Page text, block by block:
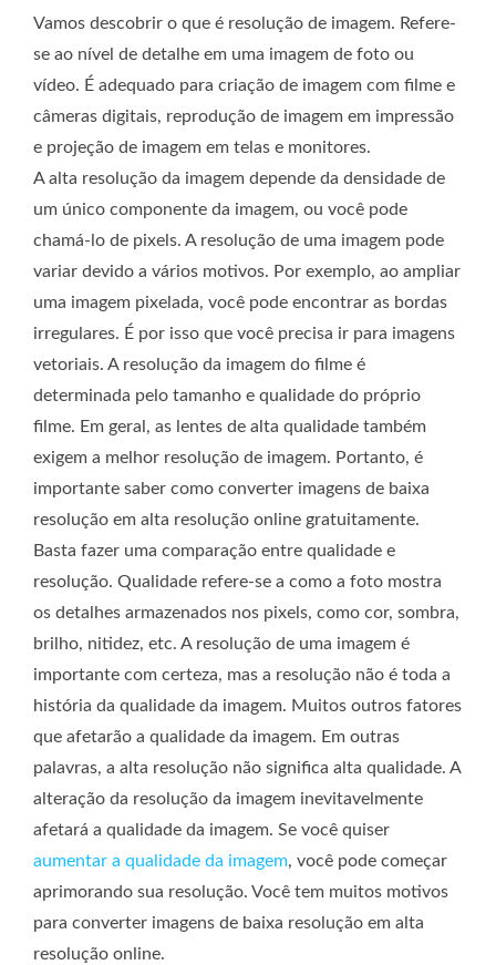
Vamos descobrir o que é resolução de imagem. Refere-
se ao nível de detalhe em uma imagem de foto ou
vídeo. É adequado para criação de imagem com filme e
câmeras digitais, reprodução de imagem em impressão
e projeção de imagem em telas e monitores.
A alta resolução da imagem depende da densidade de
um único componente da imagem, ou você pode
chamá-lo de pixels. A resolução de uma imagem pode
variar devido a vários motivos. Por exemplo, ao ampliar
uma imagem pixelada, você pode encontrar as bordas
irregulares. É por isso que você precisa ir para imagens
vetoriais. A resolução da imagem do filme é
determinada pelo tamanho e qualidade do próprio
filme. Em geral, as lentes de alta qualidade também
exigem a melhor resolução de imagem. Portanto, é
importante saber como converter imagens de baixa
resolução em alta resolução online gratuitamente.
Basta fazer uma comparação entre qualidade e
resolução. Qualidade refere-se a como a foto mostra
os detalhes armazenados nos pixels, como cor, sombra,
brilho, nitidez, etc. A resolução de uma imagem é
importante com certeza, mas a resolução não é toda a
história da qualidade da imagem. Muitos outros fatores
que afetarão a qualidade da imagem. Em outras
palavras, a alta resolução não significa alta qualidade. A
alteração da resolução da imagem inevitavelmente
afetará a qualidade da imagem. Se você quiser
aumentar a qualidade da imagem, você pode começar
aprimorando sua resolução. Você tem muitos motivos
para converter imagens de baixa resolução em alta
resolução online.